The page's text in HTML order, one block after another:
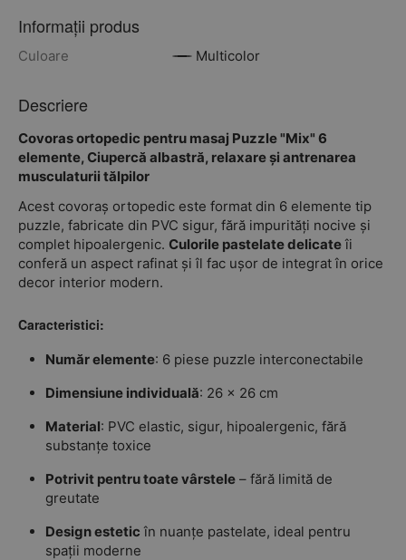
Informații produs
Culoare Multicolor
Descriere
Covoras ortopedic pentru masaj Puzzle "Mix" 6
elemente, Ciupercă albastră, relaxare și antrenarea
musculaturii tălpilor
Acest covoraș ortopedic este format din 6 elemente tip
puzzle, fabricate din PVC sigur, fără impurități nocive și
complet hipoalergenic. Culorile pastelate delicateîi
conferă un aspect rafinat și îl fac ușor de integrat în orice
decor interior modern.
Caracteristici:
Număr elemente: 6 piese puzzle interconectabile
Dimensiune individuală: 26 x 26 cm
Material: PVC elastic, sigur, hipoalergenic, fără
substanțe toxice
Potrivit pentru toate vârstele – fără limită de
greutate
Design estetic în nuanțe pastelate, ideal pentru
spații moderne